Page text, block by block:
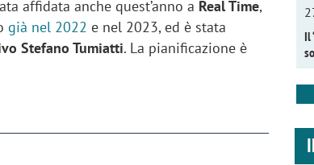
affidata anche quest’anno a Real Time,
già nel 2022 e nel 2023, ed è stata
Stefano Tumiatti. La pianificazione è
Il